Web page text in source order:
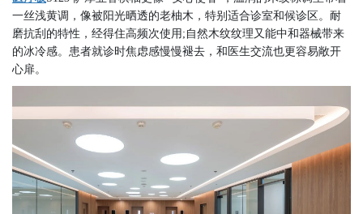
一丝浅黄调，像被阳光晒透的老柚木，特别适合诊室和候诊区。耐
磨抗刮的特性，经得住高频次使用;自然木纹纹理又能中和器械带来
的冰冷感。患者就诊时焦虑感慢慢褪去，和医生交流也更容易敞开
心扉。